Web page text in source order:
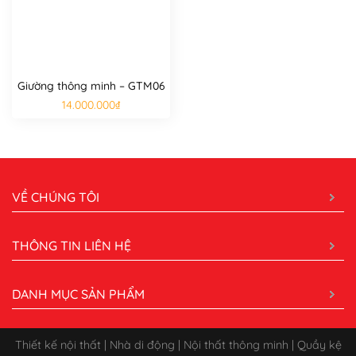
Giường thông minh – GTM06
14.000.000₫
VỀ CHÚNG TÔI
THÔNG TIN LIÊN HỆ
DANH MỤC SẢN PHẨM
Thiết kế nội thất | Nhà di động | Nội thất thông minh | Quầy kệ